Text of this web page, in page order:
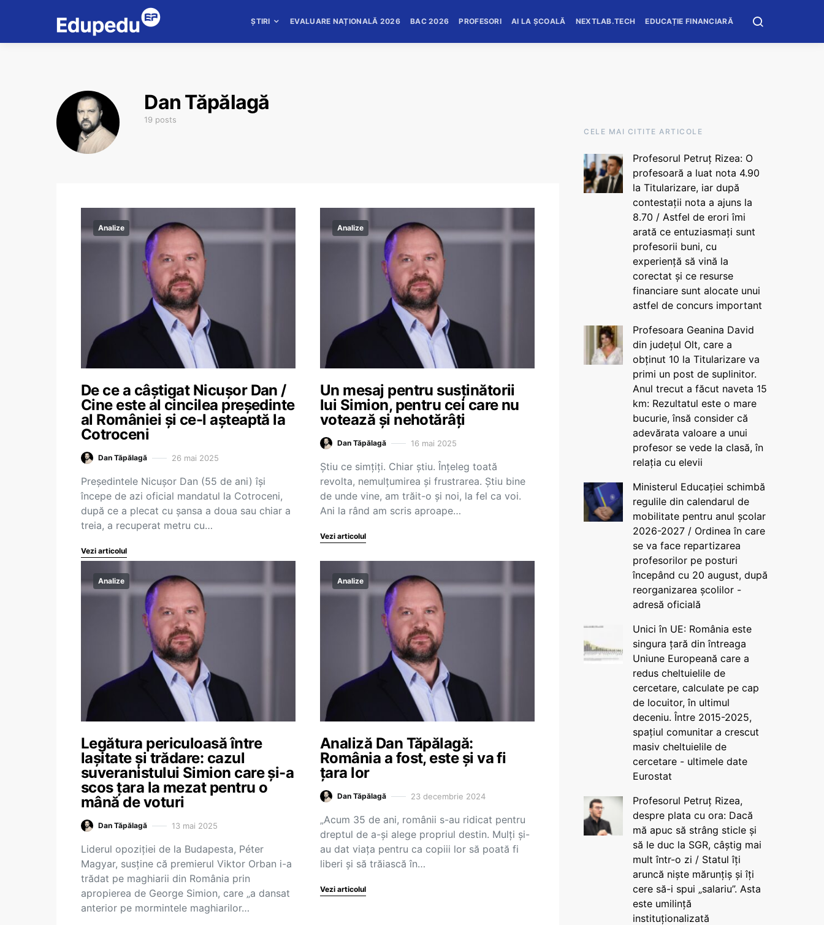
ȘTIRI EVALUARE NAȚIONALĂ 2026 BAC 2026 PROFESORI AI LA ȘCOALĂ NEXTLAB.TECH EDUCAȚIE FINANCIARĂ
Dan Tăpălagă
19 posts
Analize
De ce a câștigat Nicușor Dan /
Cine este al cincilea președinte
al României și ce-l așteaptă la
Cotroceni
Dan Tăpălagă 26 mai 2025
Președintele Nicușor Dan (55 de ani) își
începe de azi oficial mandatul la Cotroceni,
după ce a plecat cu șansa a doua sau chiar a
treia, a recuperat metru cu…
Vezi articolul
Analize
Un mesaj pentru susținătorii
lui Simion, pentru cei care nu
votează și nehotărâți
Dan Tăpălagă 16 mai 2025
Știu ce simțiți. Chiar știu. Înțeleg toată
revolta, nemulțumirea și frustrarea. Știu bine
de unde vine, am trăit-o și noi, la fel ca voi.
Ani la rând am scris aproape…
Vezi articolul
Analize
Legătura periculoasă între
lașitate și trădare: cazul
suveranistului Simion care și-a
scos țara la mezat pentru o
mână de voturi
Dan Tăpălagă 13 mai 2025
Liderul opoziției de la Budapesta, Péter
Magyar, susține că premierul Viktor Orban i-a
trădat pe maghiarii din România prin
apropierea de George Simion, care „a dansat
anterior pe mormintele maghiarilor…
Analize
Analiză Dan Tăpălagă:
România a fost, este și va fi
țara lor
Dan Tăpălagă 23 decembrie 2024
„Acum 35 de ani, românii s-au ridicat pentru
dreptul de a-și alege propriul destin. Mulți și-
au dat viața pentru ca copiii lor să poată fi
liberi și să trăiască în…
Vezi articolul
CELE MAI CITITE ARTICOLE
Profesorul Petruț Rizea: O
profesoară a luat nota 4.90
la Titularizare, iar după
contestații nota a ajuns la
8.70 / Astfel de erori îmi
arată ce entuziasmați sunt
profesorii buni, cu
experiență să vină la
corectat și ce resurse
financiare sunt alocate unui
astfel de concurs important
Profesoara Geanina David
din județul Olt, care a
obținut 10 la Titularizare va
primi un post de suplinitor.
Anul trecut a făcut naveta 15
km: Rezultatul este o mare
bucurie, însă consider că
adevărata valoare a unui
profesor se vede la clasă, în
relația cu elevii
Ministerul Educației schimbă
regulile din calendarul de
mobilitate pentru anul școlar
2026-2027 / Ordinea în care
se va face repartizarea
profesorilor pe posturi
începând cu 20 august, după
reorganizarea școlilor -
adresă oficială
Unici în UE: România este
singura țară din întreaga
Uniune Europeană care a
redus cheltuielile de
cercetare, calculate pe cap
de locuitor, în ultimul
deceniu. Între 2015-2025,
spațiul comunitar a crescut
masiv cheltuielile de
cercetare - ultimele date
Eurostat
Profesorul Petruț Rizea,
despre plata cu ora: Dacă
mă apuc să strâng sticle și
să le duc la SGR, câștig mai
mult într-o zi / Statul îți
aruncă niște mărunțiș și îți
cere să-i spui „salariu”. Asta
este umilință
instituționalizată